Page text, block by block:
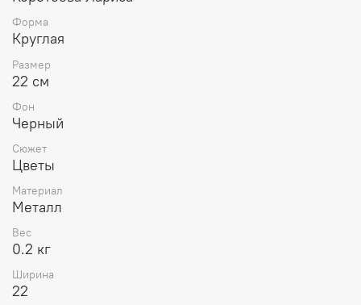
Форма
Круглая
Размер
22 см
Фон
Черный
Сюжет
Цветы
Материал
Металл
Вес
0.2 кг
Ширина
22